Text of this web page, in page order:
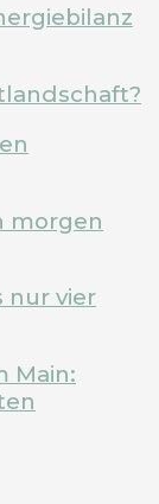
morgen
nur vier
Main: